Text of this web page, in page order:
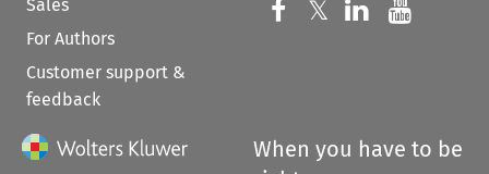
Sales
For Authors
Customer support &
feedback
Follow us on
𝕏 Follow us on
Follow us
When you have to be